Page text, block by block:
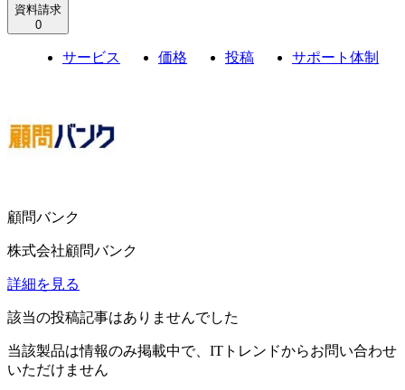
資料請求
0
サービス 価格 投稿 サポート体制
顧問バンク
株式会社顧問バンク
詳細を見る
該当の投稿記事はありませんでした
当該製品は情報のみ掲載中で、ITトレンドからお問い合わせ
いただけません